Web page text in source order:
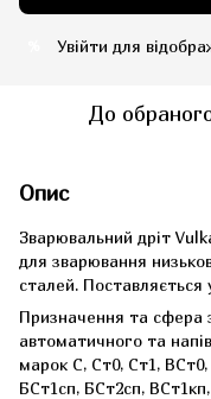
Увійти для
До
Опис
Зварювальний дріт
для зварювання
сталей. Поставляється
Призначення та сфера
автоматичного та
марок С, Ст0, Ст1,
БСт1сп, БСт2сп,